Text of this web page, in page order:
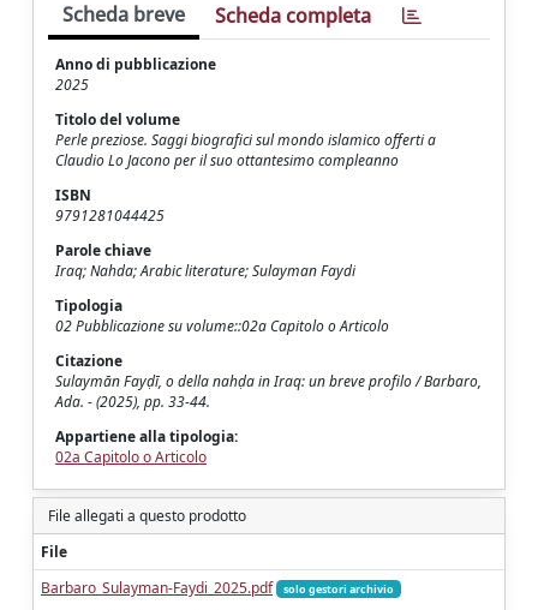
Scheda breve Scheda completa
Anno di pubblicazione
2025
Titolo del volume
Perle preziose. Saggi biografici sul mondo islamico offerti a
Claudio Lo Jacono per il suo ottantesimo compleanno
ISBN
9791281044425
Parole chiave
Iraq; Nahda; Arabic literature; Sulayman Faydi
Tipologia
02 Pubblicazione su volume::02a Capitolo o Articolo
Citazione
Sulaymān Fayḍī, o della nahḍa in Iraq: un breve profilo / Barbaro,
Ada. - (2025), pp. 33-44.
Appartiene alla tipologia:
02a Capitolo o Articolo
File allegati a questo prodotto
File
Barbaro_Sulayman-Faydi_2025.pdf
solo gestori archivio